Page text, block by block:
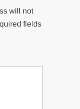
will not
fields